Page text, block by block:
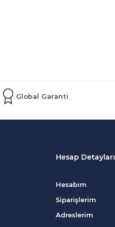
Global Garanti
Hesap Detayları
Hesabım
Siparişlerim
Adreslerim